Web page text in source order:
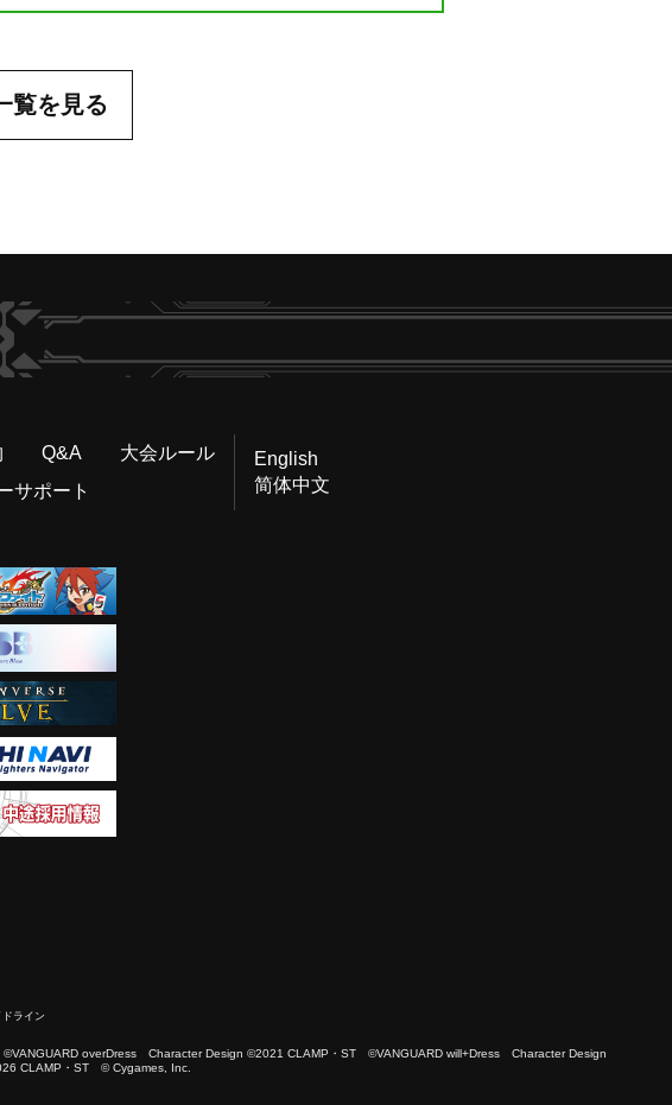
覧を見る
ンガードch
Q&A
大会ルール
サポート
English
简体中文
ライン
overDress Character Design ©2021 CLAMP・ST ©VANGUARD will+Dress Character Design
CLAMP・ST © Cygames, Inc.